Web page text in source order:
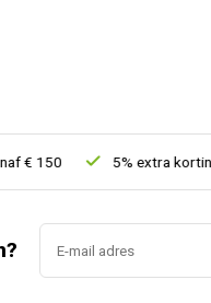
150 5% extra korting